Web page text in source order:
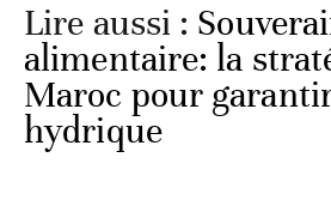
Lire aussi :
alimentaire: la
Maroc pour
hydrique